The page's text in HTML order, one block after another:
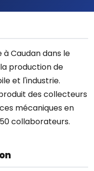
à Caudan dans le
production de
et l'industrie.
des collecteurs
mécaniques en
collaborateurs.